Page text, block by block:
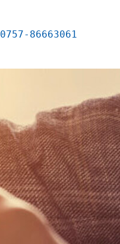
0757-86663061